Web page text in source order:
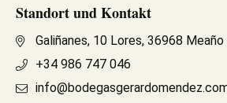
Standort und Kontakt
Galiñanes, 10 Lores, 36968 Meaño
+34 986 747 046